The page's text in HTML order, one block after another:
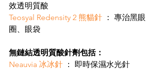
效透明質酸
Teosyal Redensity 2 熊貓針 ： 專治黑眼
圈、眼袋
無鏈結透明質酸針劑包括：
Neauvia 冰冰針 ： 即時保濕水光針